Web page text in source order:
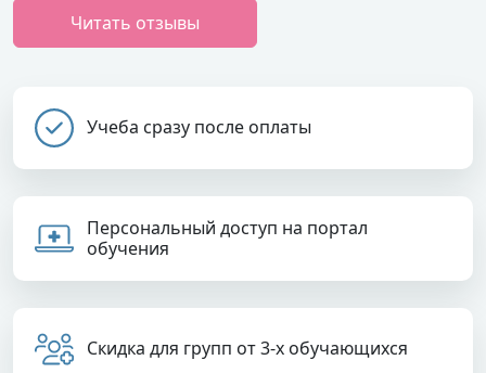
Читать отзывы
Учеба сразу после оплаты
Персональный доступ на портал
обучения
Скидка для групп от 3-х обучающихся